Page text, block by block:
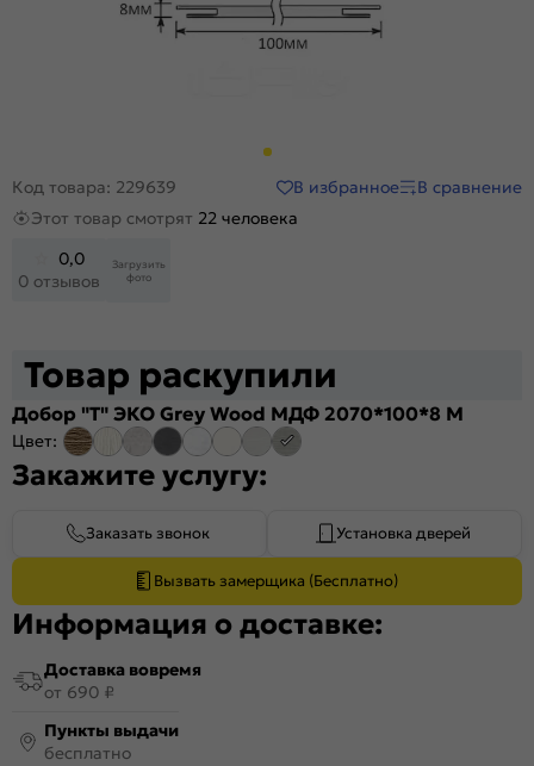
Код товара: 229639 В избранное
В сравнение
Этот товар смотрят 22 человека
0,0
0 отзывов
Загрузить
фото
Товар раскупили
Добор "Т" ЭКО Grey Wood МДФ 2070*100*8 M
Цвет:
Закажите услугу:
Заказать звонок Установка дверей
Вызвать замерщика (Бесплатно)
Информация о доставке:
Доставка вовремя
от 690 ₽
Пункты выдачи
бесплатно